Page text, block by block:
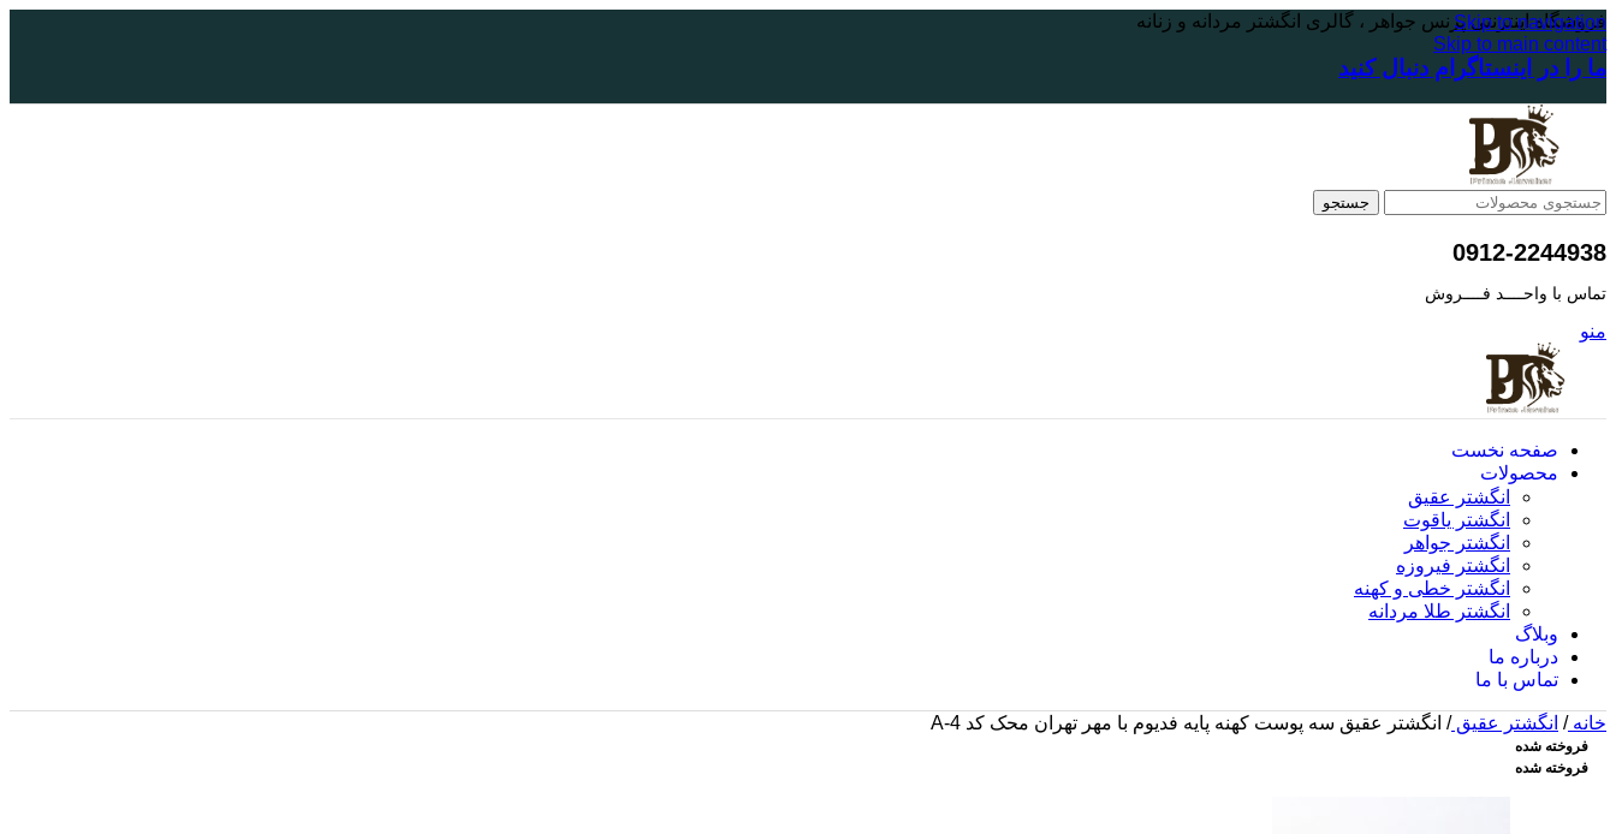
Skip to navigation
Skip to main content
فروشگاه اینترنتی پرنس جواهر ، گالری انگشتر مردانه و زنانه
ما را در اینستاگرام دنبال کنید
جستجو
0912-2244938
تماس با واحــــد فــــروش
منو
صفحه نخست
محصولات
انگشتر عقیق
انگشتر یاقوت
انگشتر جواهر
انگشتر فیروزه
انگشتر خطی و کهنه
انگشتر طلا مردانه
وبلاگ
درباره ما
تماس با ما
خانه/ انگشتر عقیق/ انگشتر عقیق سه پوست کهنه پایه فدیوم با مهر تهران محک کد A-4
فروخته شده
فروخته شده